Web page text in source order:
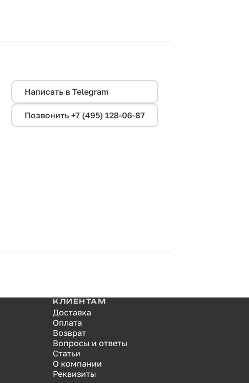
Написать в Telegram
Позвонить +7 (495) 128-06-87
КЛИЕНТАМ
Доставка
Оплата
Возврат
Вопросы и ответы
Статьи
О компании
Реквизиты